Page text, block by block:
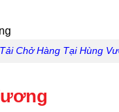
Chở Hàng Tại Hùng